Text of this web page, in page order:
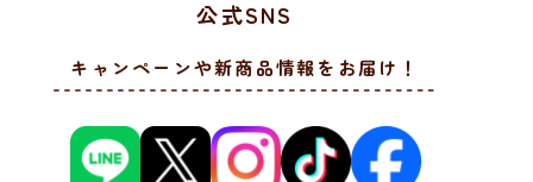
公式SNS
キャンペーンや新商品情報をお届け！